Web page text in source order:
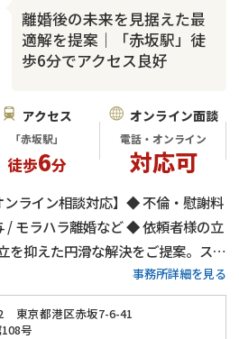
離婚後の未来を見据えた最
適解を提案｜「赤坂駅」徒
歩6分でアクセス良好
アクセス
「赤坂駅」
徒歩6分
オンライン面談
電話・オンライン
対応可
ンライン相談対応】◆ 不倫・慰謝料
/ モラハラ離婚など ◆ 依頼者様の立
を抑えた円滑な解決をご提案。スピ
結果へ導きます◆離婚問題の実績の
約で土日対応可
事務所詳細を見る
東京都港区赤坂7-6-41
号